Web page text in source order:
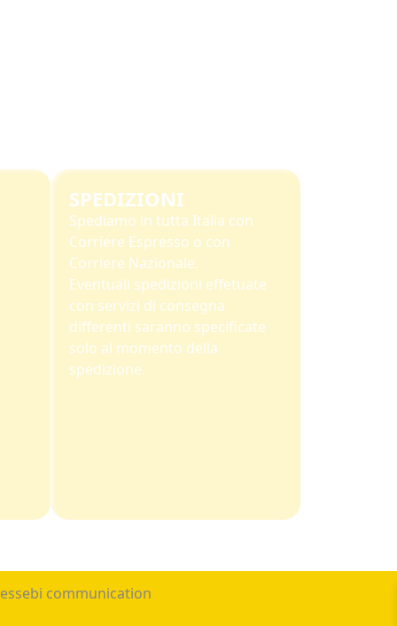
SPEDIZIONI
Spediamo in tutta Italia con
Corriere Espresso o con
Corriere Nazionale.
Eventuali spedizioni effetuate
con servizi di consegna
differenti saranno specificate
solo al momento della
spedizione.
essebi communication